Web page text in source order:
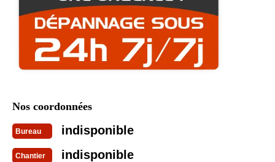
Nos coordonnées
Bureau indisponible
Chantier indisponible